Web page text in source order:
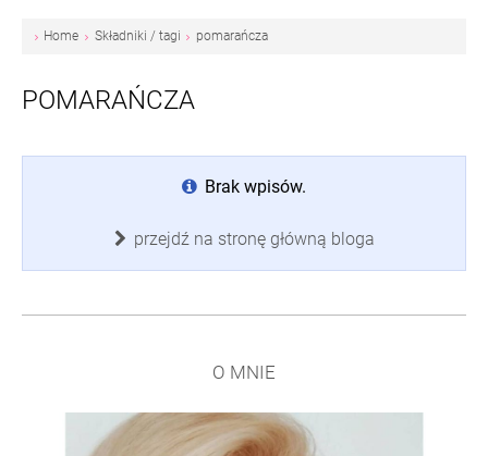
Home Składniki / tagi pomarańcza
POMARAŃCZA
Brak wpisów.
przejdź na stronę główną bloga
O MNIE